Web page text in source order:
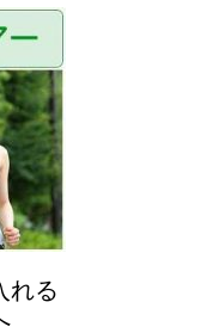
れる